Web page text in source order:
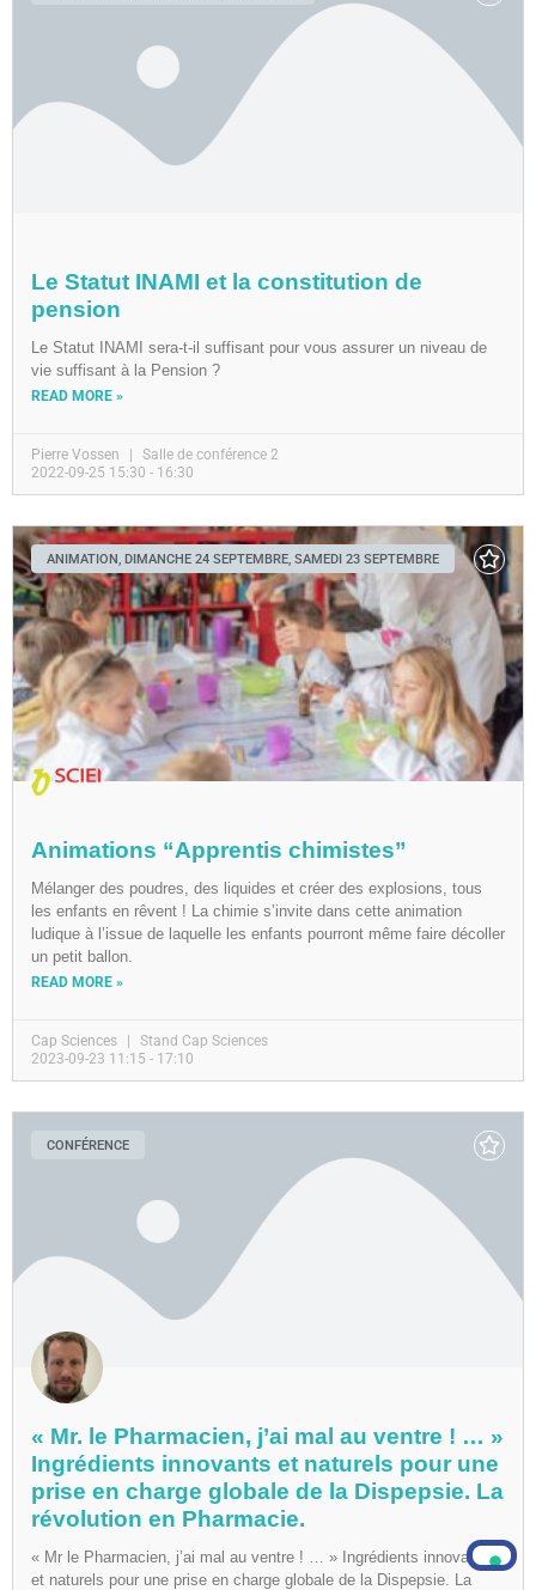
Le Statut INAMI et la constitution de
pension
Le Statut INAMI sera-t-il suffisant pour vous assurer un niveau de
vie suffisant à la Pension ?
READ MORE »
Pierre Vossen
Salle de conférence 2
2022-09-25 15:30 - 16:30
ANIMATION, DIMANCHE 24 SEPTEMBRE, SAMEDI 23 SEPTEMBRE
Animations “Apprentis chimistes”
Mélanger des poudres, des liquides et créer des explosions, tous
les enfants en rêvent ! La chimie s’invite dans cette animation
ludique à l’issue de laquelle les enfants pourront même faire décoller
un petit ballon.
READ MORE »
Cap Sciences
Stand Cap Sciences
2023-09-23 11:15 - 17:10
CONFÉRENCE
« Mr. le Pharmacien, j’ai mal au ventre ! … »
Ingrédients innovants et naturels pour une
prise en charge globale de la Dispepsie. La
révolution en Pharmacie.
« Mr le Pharmacien, j’ai mal au ventre ! … » Ingrédients innovants
et naturels pour une prise en charge globale de la Dispepsie. La